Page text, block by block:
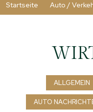
Startseite Auto /
ALLGEMEIN
AUTO